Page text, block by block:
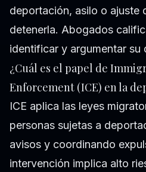
deportación, asilo o ajuste
detenerla. Abogados
identificar y argumentar su
¿Cuál es el papel de
Enforcement (ICE) en la
ICE aplica las leyes
personas sujetas a
avisos y coordinando
intervención implica alto